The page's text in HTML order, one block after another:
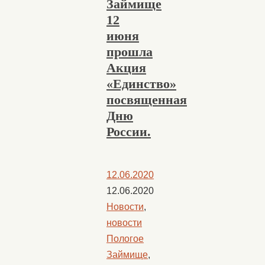
Займище
12
июня
прошла
Акция
«Единство»
посвященная
Дню
России.
12.06.2020
12.06.2020
Новости,
новости
Пологое
Займище,